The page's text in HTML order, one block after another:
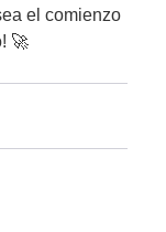
el comienzo
🚀